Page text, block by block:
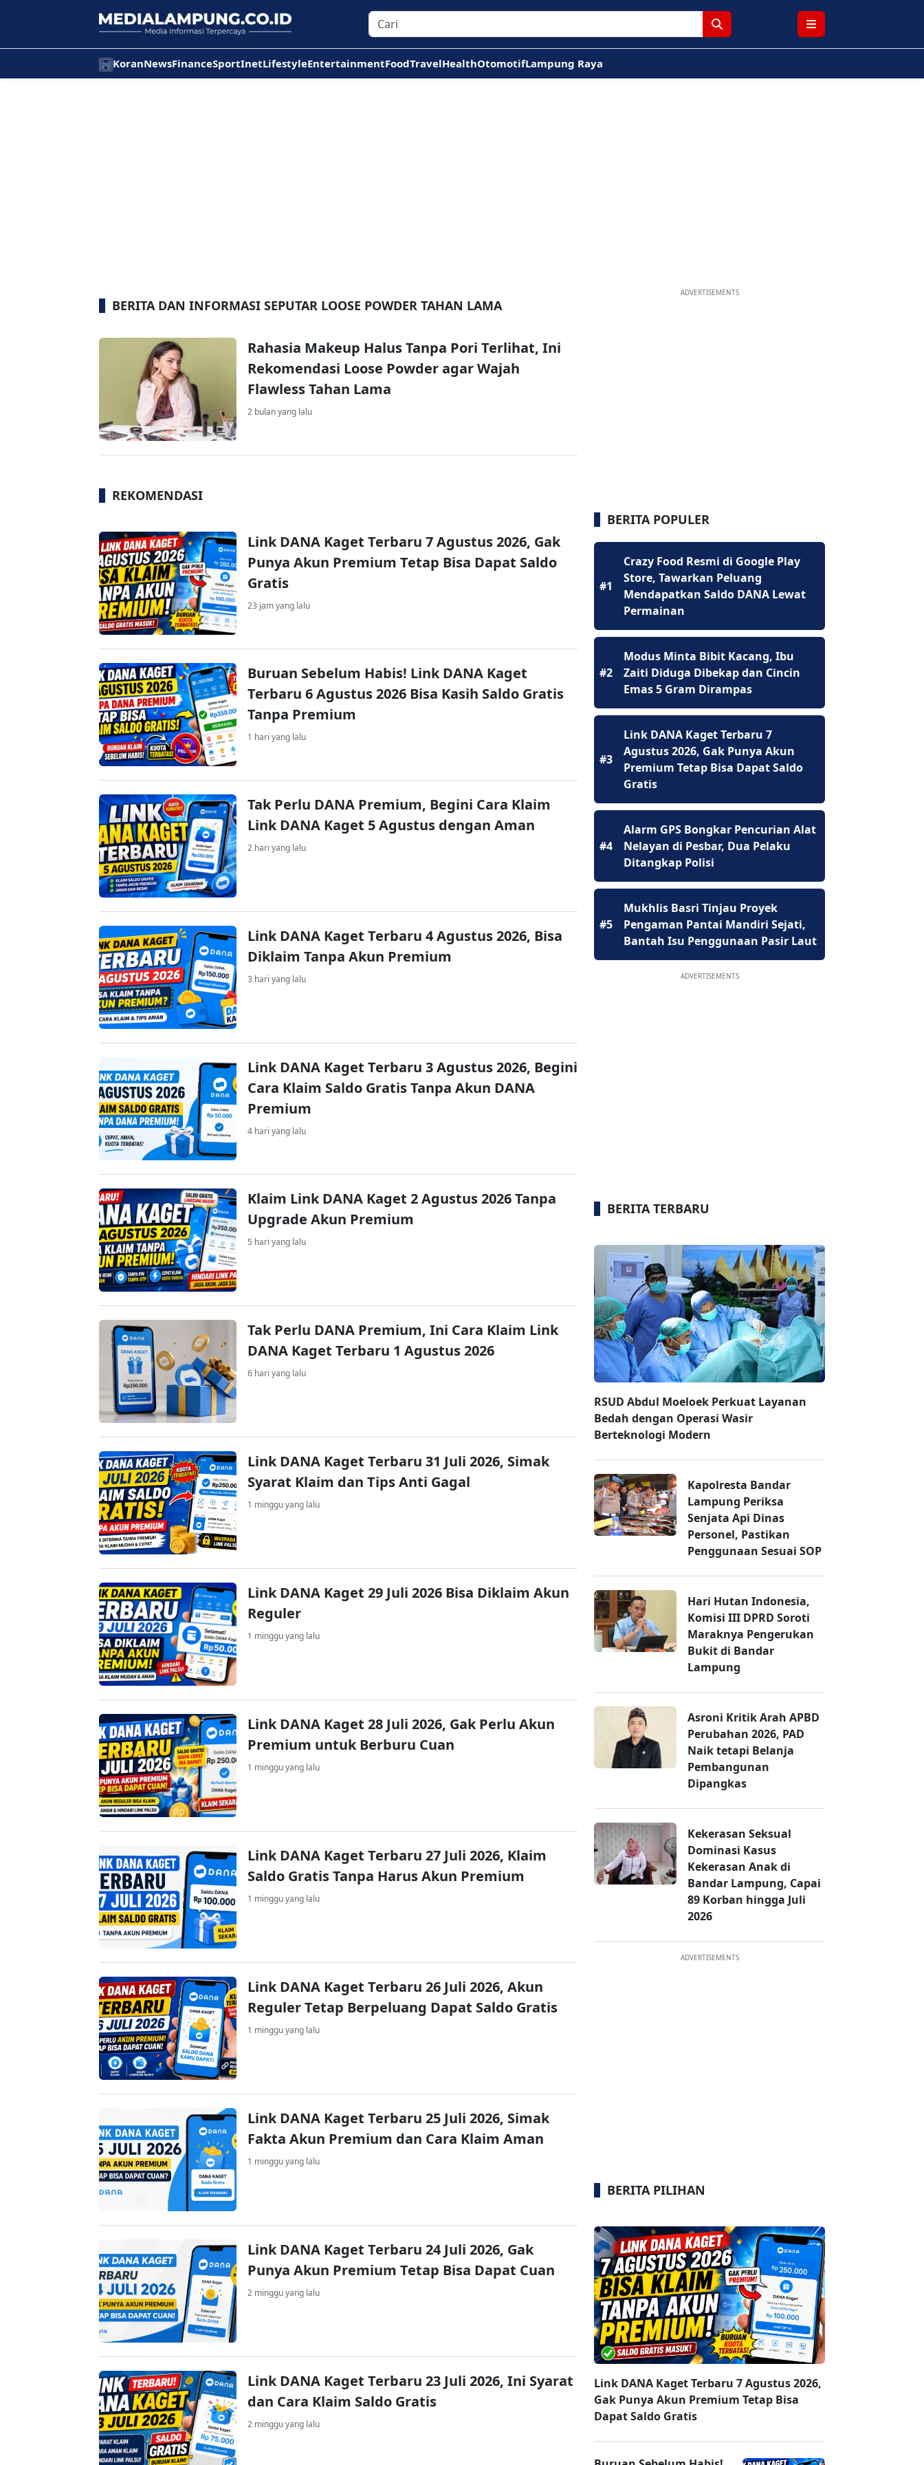
KoranNewsFinanceSportInetLifestyleEntertainmentFoodTravelHealthOtomotifLampung Raya
BERITA DAN INFORMASI SEPUTAR LOOSE POWDER TAHAN LAMA
Rahasia Makeup Halus Tanpa Pori Terlihat, Ini
Rekomendasi Loose Powder agar Wajah
Flawless Tahan Lama
2 bulan yang lalu
REKOMENDASI
Link DANA Kaget Terbaru 7 Agustus 2026, Gak
Punya Akun Premium Tetap Bisa Dapat Saldo
Gratis
23 jam yang lalu
Buruan Sebelum Habis! Link DANA Kaget
Terbaru 6 Agustus 2026 Bisa Kasih Saldo Gratis
Tanpa Premium
1 hari yang lalu
Tak Perlu DANA Premium, Begini Cara Klaim
Link DANA Kaget 5 Agustus dengan Aman
2 hari yang lalu
Link DANA Kaget Terbaru 4 Agustus 2026, Bisa
Diklaim Tanpa Akun Premium
3 hari yang lalu
Link DANA Kaget Terbaru 3 Agustus 2026, Begini
Cara Klaim Saldo Gratis Tanpa Akun DANA
Premium
4 hari yang lalu
Klaim Link DANA Kaget 2 Agustus 2026 Tanpa
Upgrade Akun Premium
5 hari yang lalu
Tak Perlu DANA Premium, Ini Cara Klaim Link
DANA Kaget Terbaru 1 Agustus 2026
6 hari yang lalu
Link DANA Kaget Terbaru 31 Juli 2026, Simak
Syarat Klaim dan Tips Anti Gagal
1 minggu yang lalu
Link DANA Kaget 29 Juli 2026 Bisa Diklaim Akun
Reguler
1 minggu yang lalu
Link DANA Kaget 28 Juli 2026, Gak Perlu Akun
Premium untuk Berburu Cuan
1 minggu yang lalu
Link DANA Kaget Terbaru 27 Juli 2026, Klaim
Saldo Gratis Tanpa Harus Akun Premium
1 minggu yang lalu
Link DANA Kaget Terbaru 26 Juli 2026, Akun
Reguler Tetap Berpeluang Dapat Saldo Gratis
1 minggu yang lalu
Link DANA Kaget Terbaru 25 Juli 2026, Simak
Fakta Akun Premium dan Cara Klaim Aman
1 minggu yang lalu
Link DANA Kaget Terbaru 24 Juli 2026, Gak
Punya Akun Premium Tetap Bisa Dapat Cuan
2 minggu yang lalu
Link DANA Kaget Terbaru 23 Juli 2026, Ini Syarat
dan Cara Klaim Saldo Gratis
2 minggu yang lalu
ADVERTISEMENTS
BERITA POPULER
#1
Crazy Food Resmi di Google Play
Store, Tawarkan Peluang
Mendapatkan Saldo DANA Lewat
Permainan
#2
Modus Minta Bibit Kacang, Ibu
Zaiti Diduga Dibekap dan Cincin
Emas 5 Gram Dirampas
#3
Link DANA Kaget Terbaru 7
Agustus 2026, Gak Punya Akun
Premium Tetap Bisa Dapat Saldo
Gratis
#4
Alarm GPS Bongkar Pencurian Alat
Nelayan di Pesbar, Dua Pelaku
Ditangkap Polisi
#5
Mukhlis Basri Tinjau Proyek
Pengaman Pantai Mandiri Sejati,
Bantah Isu Penggunaan Pasir Laut
ADVERTISEMENTS
BERITA TERBARU
RSUD Abdul Moeloek Perkuat Layanan
Bedah dengan Operasi Wasir
Berteknologi Modern
Kapolresta Bandar
Lampung Periksa
Senjata Api Dinas
Personel, Pastikan
Penggunaan Sesuai SOP
Hari Hutan Indonesia,
Komisi III DPRD Soroti
Maraknya Pengerukan
Bukit di Bandar
Lampung
Asroni Kritik Arah APBD
Perubahan 2026, PAD
Naik tetapi Belanja
Pembangunan
Dipangkas
Kekerasan Seksual
Dominasi Kasus
Kekerasan Anak di
Bandar Lampung, Capai
89 Korban hingga Juli
2026
ADVERTISEMENTS
BERITA PILIHAN
Link DANA Kaget Terbaru 7 Agustus 2026,
Gak Punya Akun Premium Tetap Bisa
Dapat Saldo Gratis